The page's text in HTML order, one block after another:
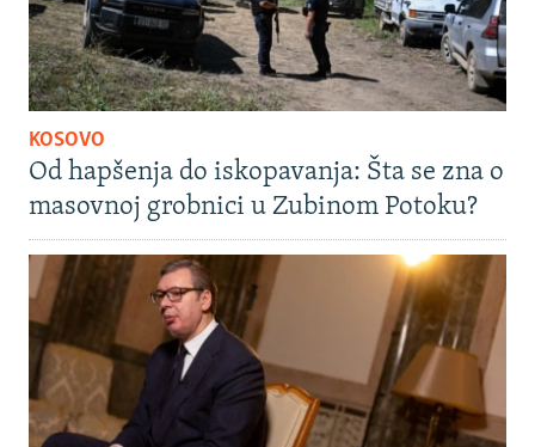
KOSOVO
Od hapšenja do iskopavanja: Šta se zna o
masovnoj grobnici u Zubinom Potoku?